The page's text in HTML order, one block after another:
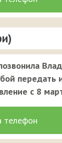
передать
с 8